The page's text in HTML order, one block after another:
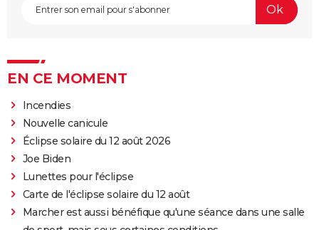
EN CE MOMENT
Incendies
Nouvelle canicule
Éclipse solaire du 12 août 2026
Joe Biden
Lunettes pour l'éclipse
Carte de l'éclipse solaire du 12 août
Marcher est aussi bénéfique qu'une séance dans une salle